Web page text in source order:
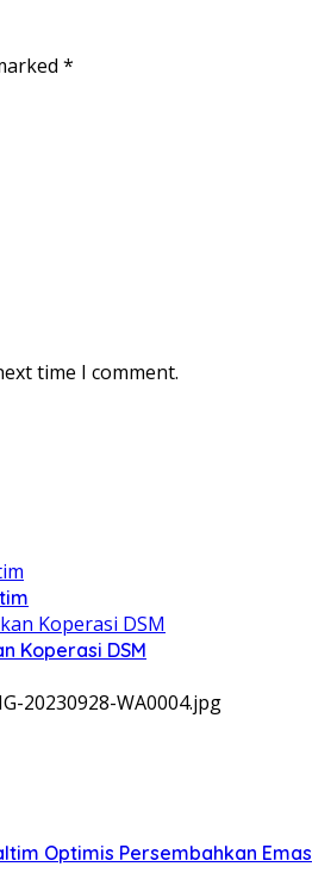
*
time I comment.
Koperasi DSM
20230928-WA0004.jpg
Optimis Persembahkan Emas